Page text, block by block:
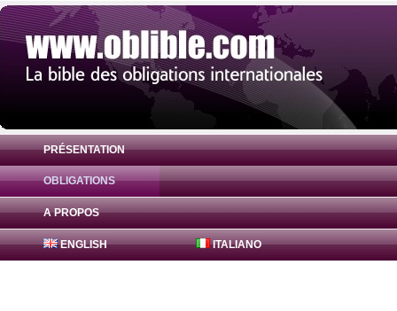
PRÉSENTATION
OBLIGATIONS
A PROPOS
ENGLISH ITALIANO
Obligation FreddieMac Bonds 1.55% (